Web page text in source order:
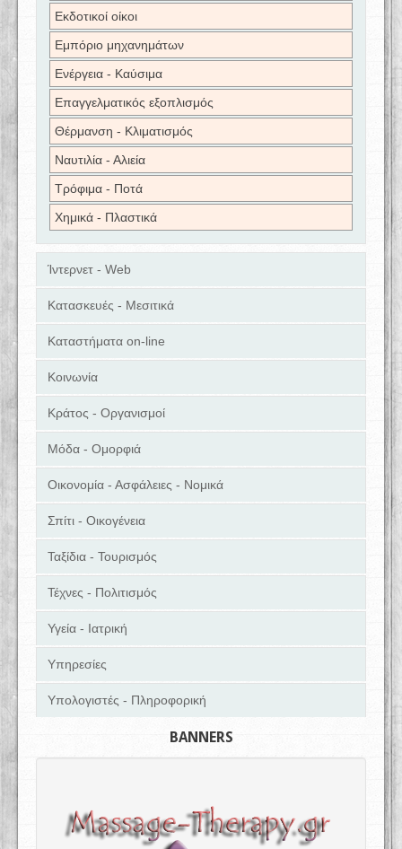
Εκδοτικοί οίκοι
Εμπόριο μηχανημάτων
Ενέργεια - Καύσιμα
Επαγγελματικός εξοπλισμός
Θέρμανση - Κλιματισμός
Ναυτιλία - Αλιεία
Τρόφιμα - Ποτά
Χημικά - Πλαστικά
Ίντερνετ - Web
Κατασκευές - Μεσιτικά
Καταστήματα on-line
Κοινωνία
Κράτος - Οργανισμοί
Μόδα - Ομορφιά
Οικονομία - Ασφάλειες - Νομικά
Σπίτι - Οικογένεια
Ταξίδια - Τουρισμός
Τέχνες - Πολιτισμός
Υγεία - Ιατρική
Υπηρεσίες
Υπολογιστές - Πληροφορική
BANNERS